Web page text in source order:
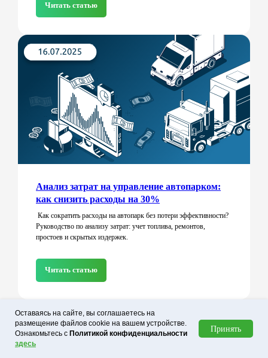
Читать статью
Анализ затрат на управление автопарком:
как снизить расходы на 30%
Как сократить расходы на автопарк без потери эффективности?
Руководство по анализу затрат: учет топлива, ремонтов,
простоев и скрытых издержек.
Читать статью
Читать еще
Оставаясь на сайте, вы соглашаетесь на
размещение файлов cookie на вашем устройстве.
Ознакомьтесь с Политикой конфиденциальности
здесь
Принять